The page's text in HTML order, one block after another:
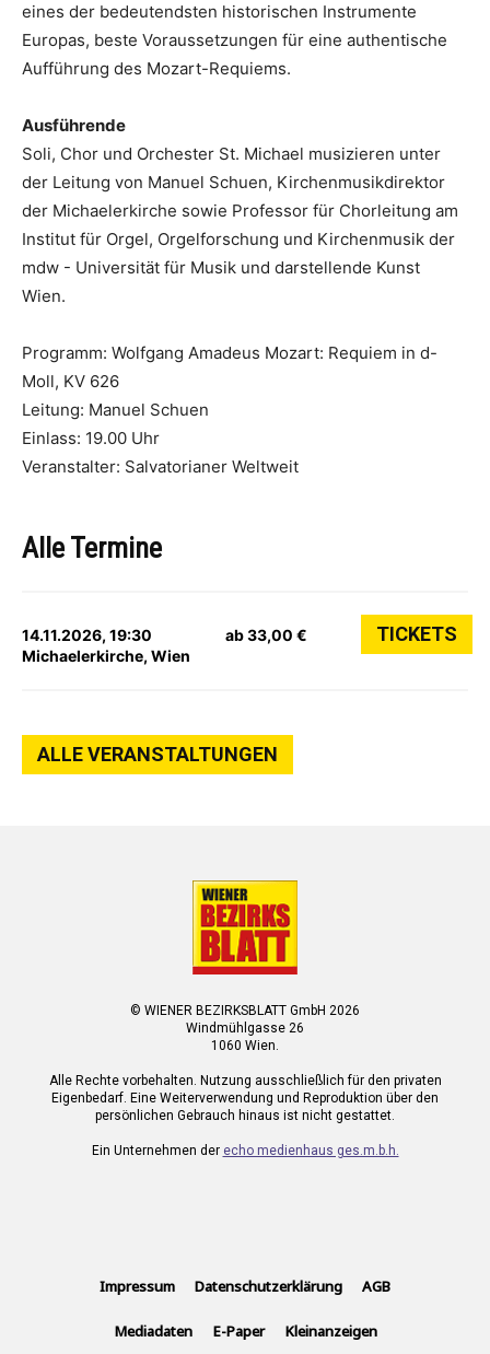
eines der bedeutendsten historischen Instrumente
Europas, beste Voraussetzungen für eine authentische
Aufführung des Mozart-Requiems.
Ausführende
Soli, Chor und Orchester St. Michael musizieren unter
der Leitung von Manuel Schuen, Kirchenmusikdirektor
der Michaelerkirche sowie Professor für Chorleitung am
Institut für Orgel, Orgelforschung und Kirchenmusik der
mdw - Universität für Musik und darstellende Kunst
Wien.
Programm: Wolfgang Amadeus Mozart: Requiem in d-
Moll, KV 626
Leitung: Manuel Schuen
Einlass: 19.00 Uhr
Veranstalter: Salvatorianer Weltweit
Alle Termine
14.11.2026, 19:30
Michaelerkirche, Wien
ab 33,00 € TICKETS
ALLE VERANSTALTUNGEN
© WIENER BEZIRKSBLATT GmbH 2026
Windmühlgasse 26
1060 Wien.
Alle Rechte vorbehalten. Nutzung ausschließlich für den privaten
Eigenbedarf. Eine Weiterverwendung und Reproduktion über den
persönlichen Gebrauch hinaus ist nicht gestattet.
Ein Unternehmen der echo medienhaus ges.m.b.h.
Impressum Datenschutzerklärung AGB
Mediadaten E-Paper Kleinanzeigen